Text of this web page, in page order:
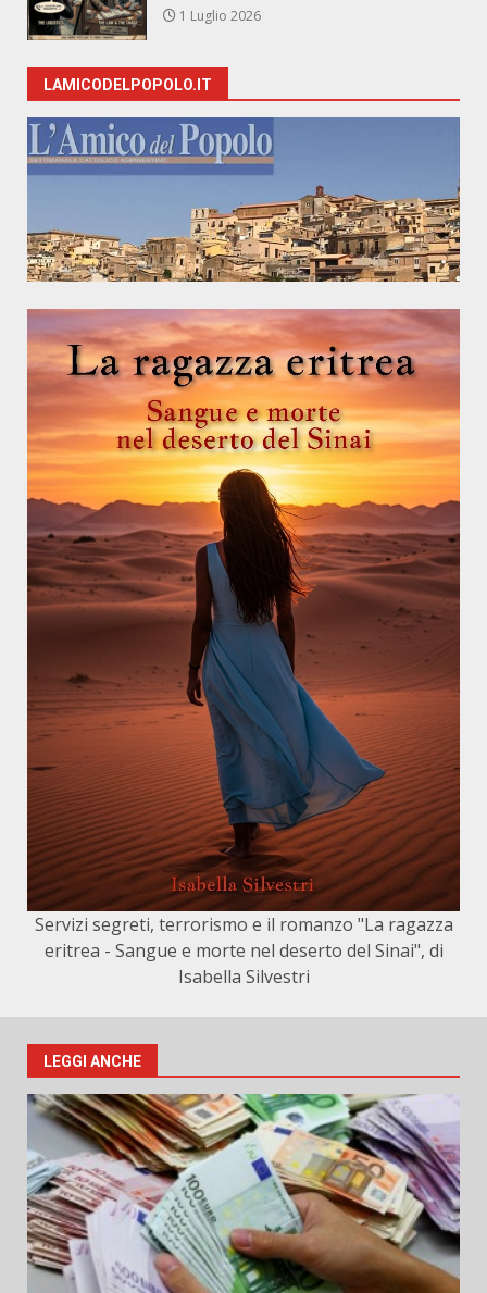
1 Luglio 2026
LAMICODELPOPOLO.IT
Servizi segreti, terrorismo e il romanzo "La ragazza
eritrea - Sangue e morte nel deserto del Sinai", di
Isabella Silvestri
LEGGI ANCHE